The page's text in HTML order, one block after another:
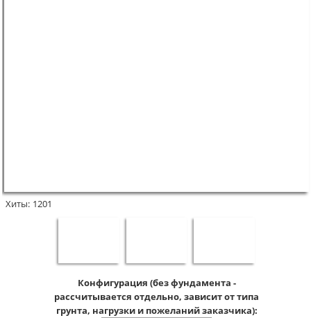
Хиты: 1201
Конфигурация (без фундамента -
рассчитывается отдельно, зависит от типа
грунта, нагрузки и пожеланий заказчика):